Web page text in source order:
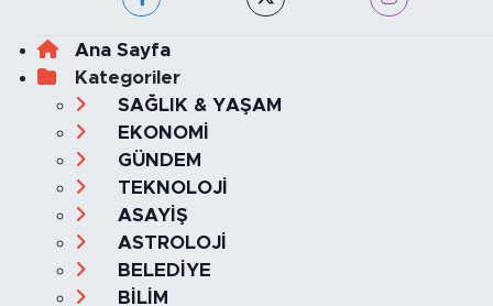
Ana Sayfa
Kategoriler
SAĞLIK & YAŞAM
EKONOMİ
GÜNDEM
TEKNOLOJİ
ASAYİŞ
ASTROLOJİ
BELEDİYE
BİLİM